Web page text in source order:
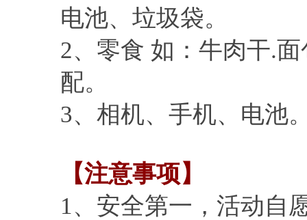
电池、垃圾袋。
2、零食 如：牛肉干.
配。
3、相机、手机、电池
【注意事项】
1、安全第一，活动自